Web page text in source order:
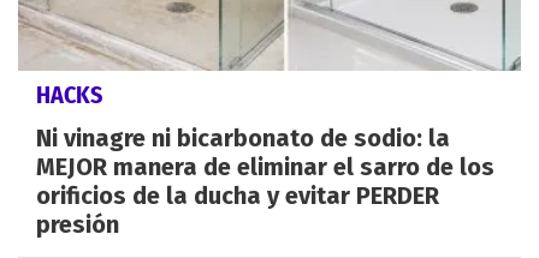
HACKS
Ni vinagre ni bicarbonato de sodio: la
MEJOR manera de eliminar el sarro de los
orificios de la ducha y evitar PERDER
presión